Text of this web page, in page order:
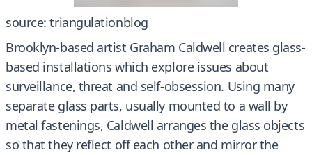
source: triangulationblog
Brooklyn-based artist Graham Caldwell creates glass-
based installations which explore issues about
surveillance, threat and self-obsession. Using many
separate glass parts, usually mounted to a wall by
metal fastenings, Caldwell arranges the glass objects
so that they reflect off each other and mirror the